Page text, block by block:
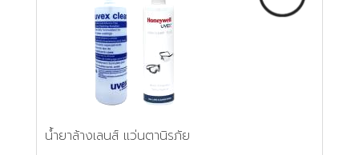
น้ำยาล้างเลนส์ แว่นตานิรภัย